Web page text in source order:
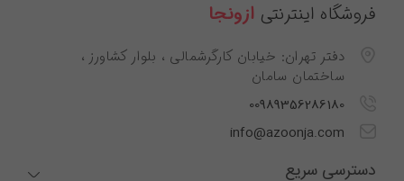
فروشگاه اینترنتی ازونجا
دفتر تهران: خیابان کارگرشمالی ، بلوار کشاورز ،
ساختمان سامان
00989356286180
info@azoonja.com
دسترسی سریع